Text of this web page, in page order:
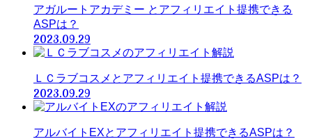
アガルートアカデミー とアフィリエイト提携できる
ASPは？
2023.09.29
ＬＣラブコスメとアフィリエイト提携できるASPは？
2023.09.29
アルバイトEXとアフィリエイト提携できるASPは？